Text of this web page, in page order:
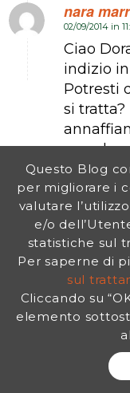
nara
dice:
02/09/2014 in
Ciao
indizio
Potresti
si tratta?
fb? La
aiutato
morale
Rispondi
dice:
09/09/
Questo Blog
per migliorare i
valutare
e/o
statistiche sul
Per saperne di
sul
Cliccando su
elemento